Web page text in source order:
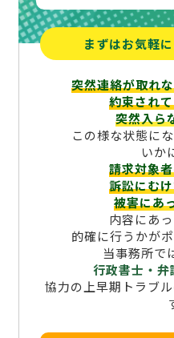
まずはお気軽
突然連絡が取れ
約束され
突然入ら
この様な状態に
いか
請求対象
訴訟にむ
被害にあ
内容にあ
的確に行うかが
当事務所で
行政書士・
協力の上早期トラブ